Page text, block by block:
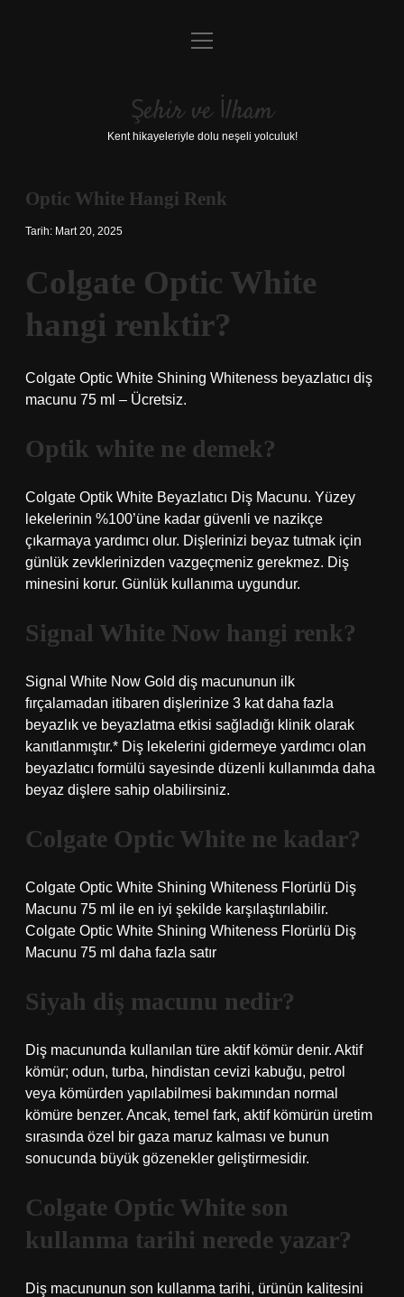
Anasayfa
Yasal Uyarı
menüyü
Şehir ve İlham
Kent hikayeleriyle dolu neşeli yolculuk!
Optic White Hangi Renk
Tarih: Mart 20, 2025
Colgate Optic White
hangi renktir?
Colgate Optic White Shining Whiteness beyazlatıcı diş
macunu 75 ml – Ücretsiz.
Optik white ne demek?
Colgate Optik White Beyazlatıcı Diş Macunu. Yüzey
lekelerinin %100’üne kadar güvenli ve nazikçe
çıkarmaya yardımcı olur. Dişlerinizi beyaz tutmak için
günlük zevklerinizden vazgeçmeniz gerekmez. Diş
minesini korur. Günlük kullanıma uygundur.
Signal White Now hangi renk?
Signal White Now Gold diş macununun ilk
fırçalamadan itibaren dişlerinize 3 kat daha fazla
beyazlık ve beyazlatma etkisi sağladığı klinik olarak
kanıtlanmıştır.* Diş lekelerini gidermeye yardımcı olan
beyazlatıcı formülü sayesinde düzenli kullanımda daha
beyaz dişlere sahip olabilirsiniz.
Colgate Optic White ne kadar?
Colgate Optic White Shining Whiteness Florürlü Diş
Macunu 75 ml ile en iyi şekilde karşılaştırılabilir.
Colgate Optic White Shining Whiteness Florürlü Diş
Macunu 75 ml daha fazla satır
Siyah diş macunu nedir?
Diş macununda kullanılan türe aktif kömür denir. Aktif
kömür; odun, turba, hindistan cevizi kabuğu, petrol
veya kömürden yapılabilmesi bakımından normal
kömüre benzer. Ancak, temel fark, aktif kömürün üretim
sırasında özel bir gaza maruz kalması ve bunun
sonucunda büyük gözenekler geliştirmesidir.
Colgate Optic White son
kullanma tarihi nerede yazar?
Diş macununun son kullanma tarihi, ürünün kalitesini